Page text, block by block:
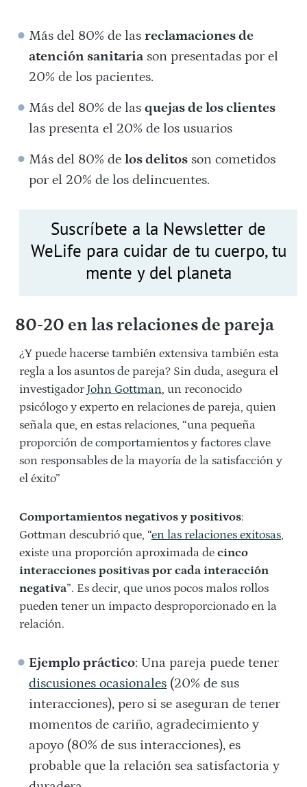
Más del 80% de las reclamaciones de
atención sanitaria son presentadas por el
20% de los pacientes.
Más del 80% de lasquejas de los clientes
las presenta el 20% de los usuarios
Más del 80% delos delitos son cometidos
por el 20% de los delincuentes.
Suscríbete a la Newsletter de
WeLife para cuidar de tu cuerpo, tu
mente y del planeta
80-20 en las relaciones de pareja
¿Y puede hacerse también extensiva también esta
regla a los asuntos de pareja? Sin duda, asegura el
investigadorJohn Gottman, un reconocido
psicólogo y experto en relaciones de pareja, quien
señala que, en estas relaciones, “una pequeña
proporción de comportamientos y factores clave
son responsables de la mayoría de la satisfacción y
el éxito”
Comportamientos negativos y positivos:
Gottman descubrió que, “en las relaciones exitosas,
existe una proporción aproximada de cinco
interacciones positivas por cada interacción
negativa”. Es decir, que unos pocos malos rollos
pueden tener un impacto desproporcionado en la
relación.
Ejemplo práctico: Una pareja puede tener
discusiones ocasionales (20% de sus
interacciones), pero si se aseguran de tener
momentos de cariño, agradecimiento y
apoyo (80% de sus interacciones), es
probable que la relación sea satisfactoria y